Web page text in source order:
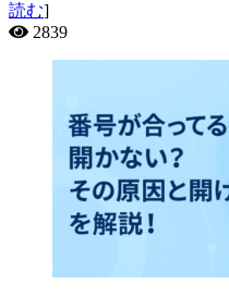
読む]
2839